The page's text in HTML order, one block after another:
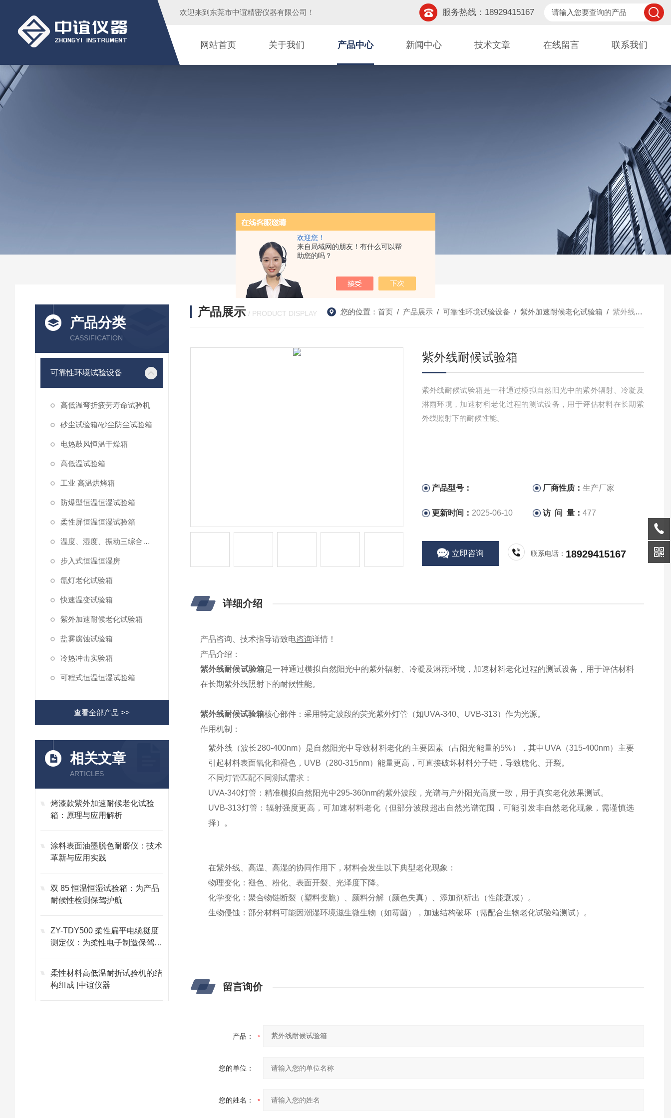
欢迎您！
来自局域网的朋友！有什么可以帮
助您的吗？
欢迎来到 东莞市中谊精密仪器有限公司 ！ 服务热线：18929415167
网站首页 关于我们 产品中心 新闻中心 技术文章 在线留言 联系我们
产品分类
CASSIFICATION
可靠性环境试验设备
高低温弯折疲劳寿命试验机
砂尘试验箱/砂尘防尘试验箱
电热鼓风恒温干燥箱
高低温试验箱
工业 高温烘烤箱
防爆型恒温恒湿试验箱
柔性屏恒温恒湿试验箱
温度、湿度、振动三综合试验箱
步入式恒温恒湿房
氙灯老化试验箱
快速温变试验箱
紫外加速耐候老化试验箱
盐雾腐蚀试验箱
冷热冲击实验箱
可程式恒温恒湿试验箱
查看全部产品 >>
相关文章
ARTICLES
烤漆款紫外加速耐候老化试验
箱：原理与应用解析
涂料表面油墨脱色耐磨仪：技术
革新与应用实践
双 85 恒温恒湿试验箱：为产品
耐候性检测保驾护航
ZY-TDY500 柔性扁平电缆挺度
测定仪：为柔性电子制造保驾护
柔性材料高低温耐折试验机的结
构组成 |中谊仪器
产品展示 / PRODUCT DISPLAY 您的位置： 首页/ 产品展示/ 可靠性环境试验设备 / 紫外加速耐候老化试验箱 / 紫外线耐候试验箱
紫外线耐候试验箱
紫外线耐候试验箱是一种通过模拟自然阳光中的紫外辐射、冷凝及
淋雨环境，加速材料老化过程的测试设备，用于评估材料在长期紫
外线照射下的耐候性能。
产品型号： 厂商性质：生产厂家
更新时间： 2025-06-10 访 问 量：477
立即咨询 联系电话： 18929415167
详细介绍
产品咨询、技术指导请致电咨询详情！
产品介绍：
紫外线耐候试验箱是一种通过模拟自然阳光中的紫外辐射、冷凝及淋雨环境，加速材料老化过程的测试设备，用于评估材料
在长期紫外线照射下的耐候性能。
紫外线耐候试验箱核心部件：采用特定波段的荧光紫外灯管（如UVA-340、UVB-313）作为光源。
作用机制：
紫外线（波长280-400nm）是自然阳光中导致材料老化的主要因素（占阳光能量的5%），其中UVA（315-400nm）主要
引起材料表面氧化和褪色，UVB（280-315nm）能量更高，可直接破坏材料分子链，导致脆化、开裂。
不同灯管匹配不同测试需求：
UVA-340灯管：精准模拟自然阳光中295-360nm的紫外波段，光谱与户外阳光高度一致，用于真实老化效果测试。
UVB-313灯管：辐射强度更高，可加速材料老化（但部分波段超出自然光谱范围，可能引发非自然老化现象，需谨慎选
择）。
在紫外线、高温、高湿的协同作用下，材料会发生以下典型老化现象：
物理变化：褪色、粉化、表面开裂、光泽度下降。
化学变化：聚合物链断裂（塑料变脆）、颜料分解（颜色失真）、添加剂析出（性能衰减）。
生物侵蚀：部分材料可能因潮湿环境滋生微生物（如霉菌），加速结构破坏（需配合生物老化试验箱测试）。
留言询价
产品：
您的单位：
您的姓名：